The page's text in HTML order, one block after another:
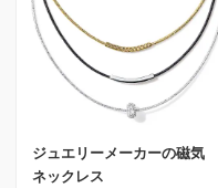
ジュエリーメーカーの磁気
ネックレス